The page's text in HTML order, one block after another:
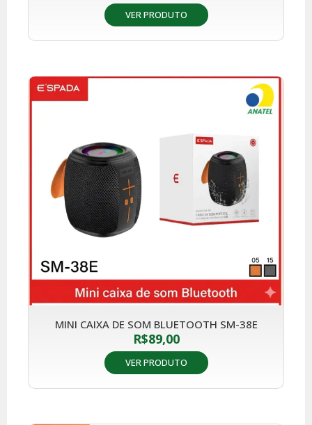
VER PRODUTO
MINI CAIXA DE SOM BLUETOOTH SM-38E
R$89,00
VER PRODUTO